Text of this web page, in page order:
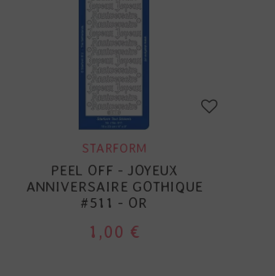
STARFORM
PEEL OFF - JOYEUX
ANNIVERSAIRE GOTHIQUE
#511 - OR
1,00 €